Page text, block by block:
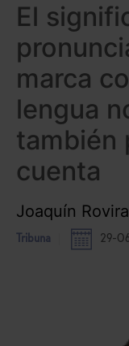
El
marca
lengua
también
cuenta
Joaquín Rovira
Tribuna 29-